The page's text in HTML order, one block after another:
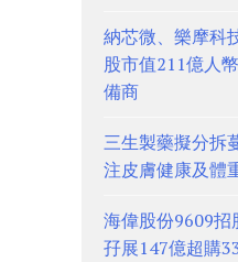
納芯微、樂摩
股市值211億人
備商
三生製藥擬分
注皮膚健康及體
海偉股份9609
孖展147億超購